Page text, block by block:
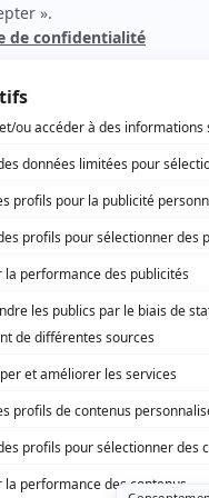
Virginie(France
Les héritiers Duval(
L'Arche de Zoé(
carbure à son petit
à 2001. Sa spécialité: la télé